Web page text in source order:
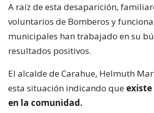
A raíz de esta desaparición,
voluntarios de Bomberos y
municipales han trabajado en su
resultados positivos.
El alcalde de Carahue, Helmuth
esta situación indicando que
en la comunidad.